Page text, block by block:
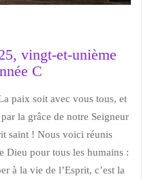
vingt-et-unième
C
paix soit avec vous tous, et
la grâce de notre Seigneur
saint ! Nous voici réunis
Dieu pour tous les humains :
à la vie de l’Esprit, c’est la